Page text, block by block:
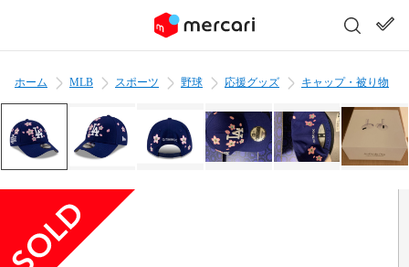
ホーム MLB スポーツ 野球 応援グッズ キャップ・被り物